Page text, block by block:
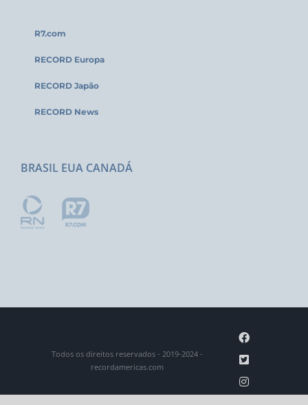
R7.com
RECORD Europa
RECORD Japão
RECORD News
BRASIL EUA CANADÁ
Todos os direitos reservados - 2019-2024 -
recordamericas.com
Facebook
Twitter
Instagram